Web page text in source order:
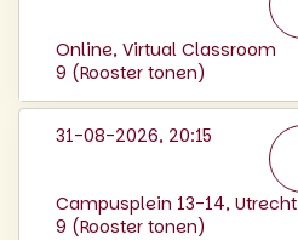
Online, Virtual Classroom
9 (Rooster tonen)
31-08-2026, 20:15
Campusplein 13-14, Utrecht
9 (Rooster tonen)